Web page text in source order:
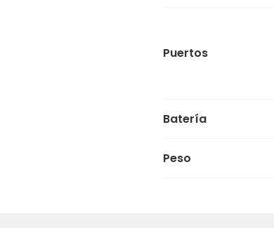
Puertos
Batería
Peso